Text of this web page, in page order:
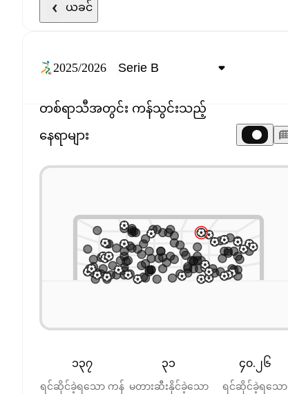
ယခင်
2025/2026
တစ်ရာသီအတွင်း ကန်သွင်းသည့်
နေရာများ
ကာကွယ်မှု ရာခိုင်နှုန်း: ၇၈%
၁၃၇
ရင်ဆိုင်ခဲ့ရသော ကန်
၃၁
မတားဆီးနိုင်ခဲ့သော
၄၀.၂၆
ရင်ဆိုင်ခဲ့ရသော